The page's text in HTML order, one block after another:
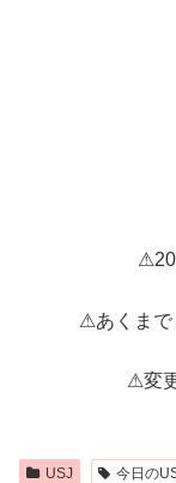
⚠あくまで
⚠変
USJ 今日の